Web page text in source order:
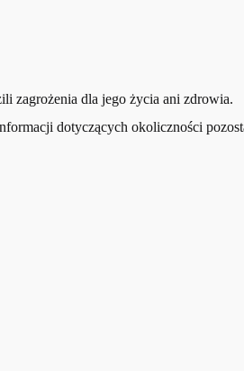
zagrożenia dla jego życia ani zdrowia.
dotyczących okoliczności